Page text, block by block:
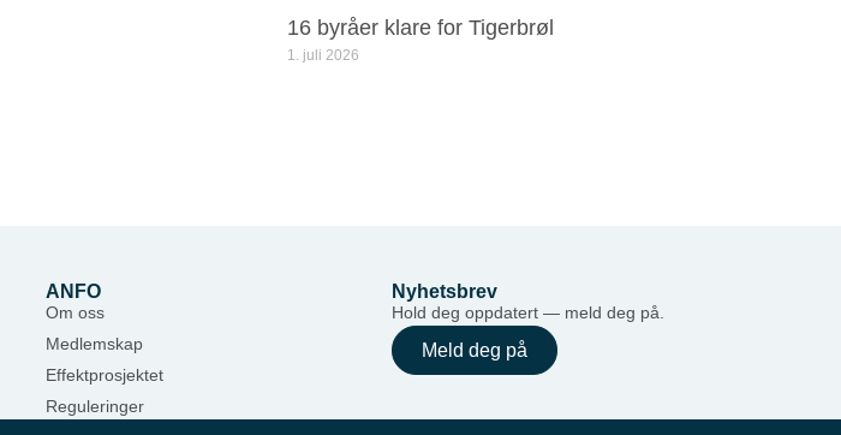
16 byråer klare for Tigerbrøl
1. juli 2026
ANFO
Om oss
Medlemskap
Effektprosjektet
Reguleringer
Nyhetsbrev
Hold deg oppdatert — meld deg på.
Meld deg på